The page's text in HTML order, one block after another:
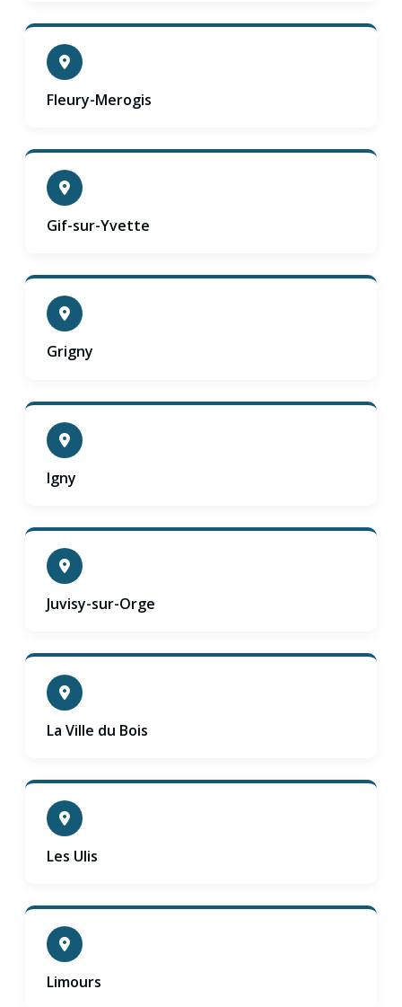
Fleury-Merogis
Gif-sur-Yvette
Grigny
Igny
Juvisy-sur-Orge
La Ville du Bois
Les Ulis
Limours